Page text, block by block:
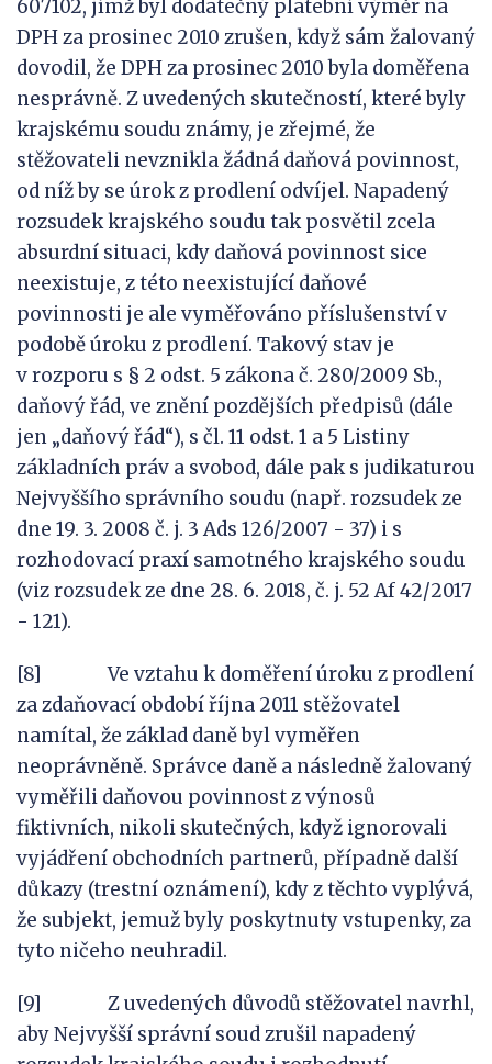
607102, jímž byl dodatečný platební výměr na
DPH za prosinec 2010 zrušen, když sám žalovaný
dovodil, že DPH za prosinec 2010 byla doměřena
nesprávně. Z uvedených skutečností, které byly
krajskému soudu známy, je zřejmé, že
stěžovateli nevznikla žádná daňová povinnost,
od níž by se úrok z prodlení odvíjel. Napadený
rozsudek krajského soudu tak posvětil zcela
absurdní situaci, kdy daňová povinnost sice
neexistuje, z této neexistující daňové
povinnosti je ale vyměřováno příslušenství v
podobě úroku z prodlení. Takový stav je
v rozporu s § 2 odst. 5 zákona č. 280/2009 Sb.,
daňový řád, ve znění pozdějších předpisů (dále
jen „daňový řád“), s čl. 11 odst. 1 a 5 Listiny
základních práv a svobod, dále pak s judikaturou
Nejvyššího správního soudu (např. rozsudek ze
dne 19. 3. 2008 č. j. 3 Ads 126/2007 - 37) i s
rozhodovací praxí samotného krajského soudu
(viz rozsudek ze dne 28. 6. 2018, č. j. 52 Af 42/2017
- 121).
[8] Ve vztahu k doměření úroku z prodlení
za zdaňovací období října 2011 stěžovatel
namítal, že základ daně byl vyměřen
neoprávněně. Správce daně a následně žalovaný
vyměřili daňovou povinnost z výnosů
fiktivních, nikoli skutečných, když ignorovali
vyjádření obchodních partnerů, případně další
důkazy (trestní oznámení), kdy z těchto vyplývá,
že subjekt, jemuž byly poskytnuty vstupenky, za
tyto ničeho neuhradil.
[9] Z uvedených důvodů stěžovatel navrhl,
aby Nejvyšší správní soud zrušil napadený